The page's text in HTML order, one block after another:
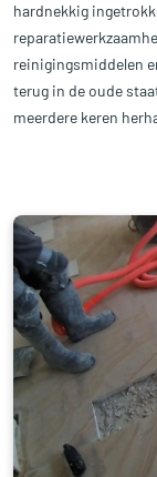
hardnekkig
reinigingsmiddelen
terug in de oude
meerdere keren